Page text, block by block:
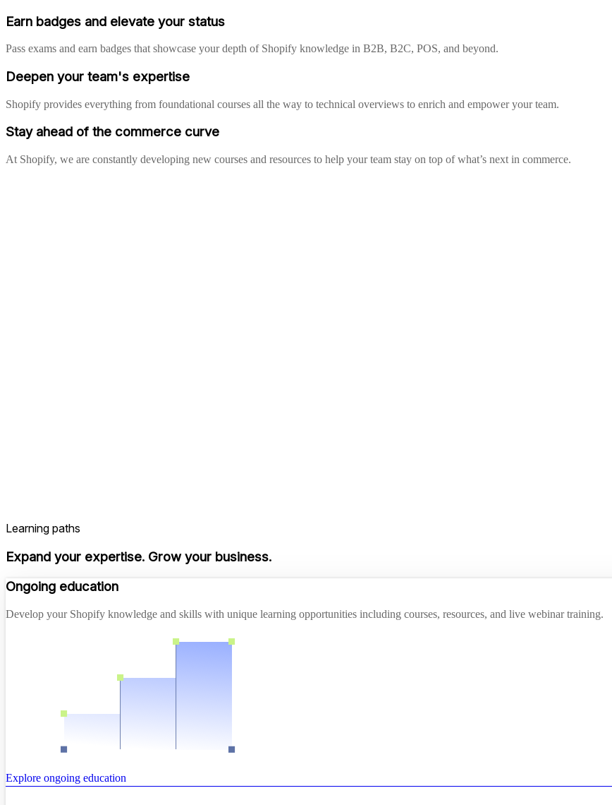
Earn badges and elevate your status
Pass exams and earn badges that showcase your depth of Shopify knowledge in B2B, B2C, POS, and beyond.
Deepen your team's expertise
Shopify provides everything from foundational courses all the way to technical overviews to enrich and empower your team.
Stay ahead of the commerce curve
At Shopify, we are constantly developing new courses and resources to help your team stay on top of what’s next in commerce.
Learning paths
Expand your expertise. Grow your business.
Ongoing education
Develop your Shopify knowledge and skills with unique learning opportunities including courses, resources, and live webinar training.
Explore ongoing education